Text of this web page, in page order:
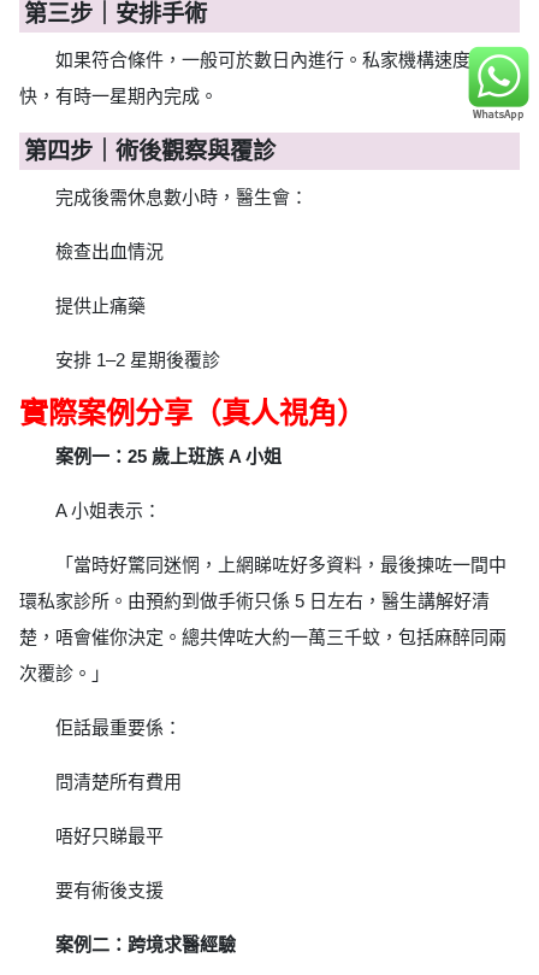
第三步｜安排手術
如果符合條件，一般可於數日內進行。私家機構速度較
快，有時一星期內完成。
第四步｜術後觀察與覆診
完成後需休息數小時，醫生會：
檢查出血情況
提供止痛藥
安排 1–2 星期後覆診
實際案例分享（真人視角）
案例一：25 歲上班族 A 小姐
A 小姐表示：
「當時好驚同迷惘，上網睇咗好多資料，最後揀咗一間中
環私家診所。由預約到做手術只係 5 日左右，醫生講解好清
楚，唔會催你決定。總共俾咗大約一萬三千蚊，包括麻醉同兩
次覆診。」
佢話最重要係：
問清楚所有費用
唔好只睇最平
要有術後支援
案例二：跨境求醫經驗